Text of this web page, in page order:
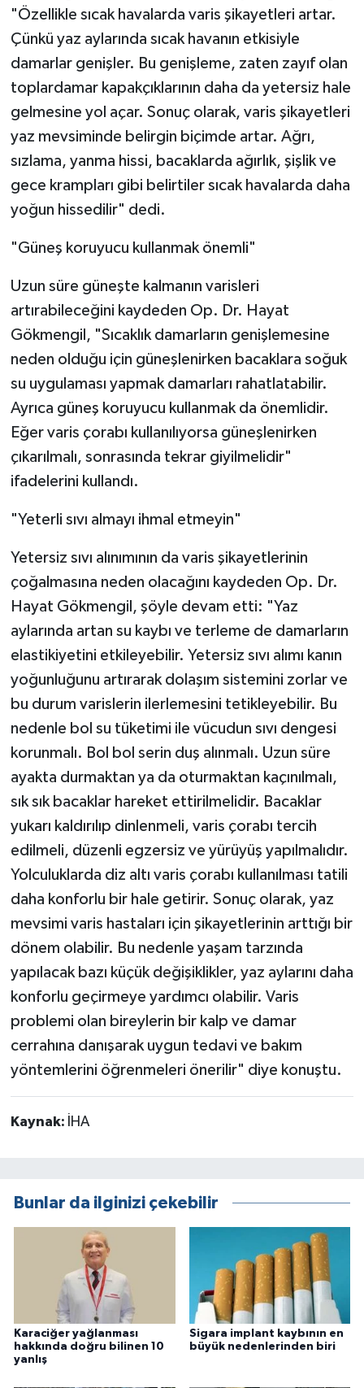
"Özellikle sıcak havalarda varis şikayetleri artar.
Çünkü yaz aylarında sıcak havanın etkisiyle
damarlar genişler. Bu genişleme, zaten zayıf olan
toplardamar kapakçıklarının daha da yetersiz hale
gelmesine yol açar. Sonuç olarak, varis şikayetleri
yaz mevsiminde belirgin biçimde artar. Ağrı,
sızlama, yanma hissi, bacaklarda ağırlık, şişlik ve
gece krampları gibi belirtiler sıcak havalarda daha
yoğun hissedilir" dedi.
"Güneş koruyucu kullanmak önemli"
Uzun süre güneşte kalmanın varisleri
artırabileceğini kaydeden Op. Dr. Hayat
Gökmengil, "Sıcaklık damarların genişlemesine
neden olduğu için güneşlenirken bacaklara soğuk
su uygulaması yapmak damarları rahatlatabilir.
Ayrıca güneş koruyucu kullanmak da önemlidir.
Eğer varis çorabı kullanılıyorsa güneşlenirken
çıkarılmalı, sonrasında tekrar giyilmelidir"
ifadelerini kullandı.
"Yeterli sıvı almayı ihmal etmeyin"
Yetersiz sıvı alınımının da varis şikayetlerinin
çoğalmasına neden olacağını kaydeden Op. Dr.
Hayat Gökmengil, şöyle devam etti: "Yaz
aylarında artan su kaybı ve terleme de damarların
elastikiyetini etkileyebilir. Yetersiz sıvı alımı kanın
yoğunluğunu artırarak dolaşım sistemini zorlar ve
bu durum varislerin ilerlemesini tetikleyebilir. Bu
nedenle bol su tüketimi ile vücudun sıvı dengesi
korunmalı. Bol bol serin duş alınmalı. Uzun süre
ayakta durmaktan ya da oturmaktan kaçınılmalı,
sık sık bacaklar hareket ettirilmelidir. Bacaklar
yukarı kaldırılıp dinlenmeli, varis çorabı tercih
edilmeli, düzenli egzersiz ve yürüyüş yapılmalıdır.
Yolculuklarda diz altı varis çorabı kullanılması tatili
daha konforlu bir hale getirir. Sonuç olarak, yaz
mevsimi varis hastaları için şikayetlerinin arttığı bir
dönem olabilir. Bu nedenle yaşam tarzında
yapılacak bazı küçük değişiklikler, yaz aylarını daha
konforlu geçirmeye yardımcı olabilir. Varis
problemi olan bireylerin bir kalp ve damar
cerrahına danışarak uygun tedavi ve bakım
yöntemlerini öğrenmeleri önerilir" diye konuştu.
Kaynak: İHA
Bunlar da ilginizi çekebilir
Karaciğer yağlanması
hakkında doğru bilinen 10
yanlış
Sigara implant kaybının en
büyük nedenlerinden biri